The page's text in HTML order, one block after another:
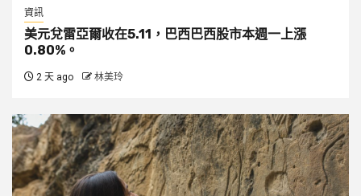
資訊
美元兌雷亞爾收在5.11，巴西巴西股市本週一上漲
0.80%。
2 天 ago 林美玲